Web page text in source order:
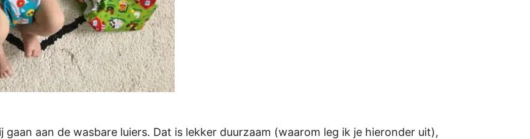
aan de wasbare luiers. Dat is lekker duurzaam (waarom leg ik je hieronder uit),